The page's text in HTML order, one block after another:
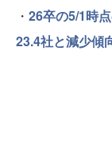
・ 26卒の5/1時
23.4社と減少傾